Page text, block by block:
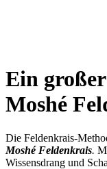
Ein
Moshé
Die Feldenkrais-
Moshé Feldenkrais.
Wissensdrang und